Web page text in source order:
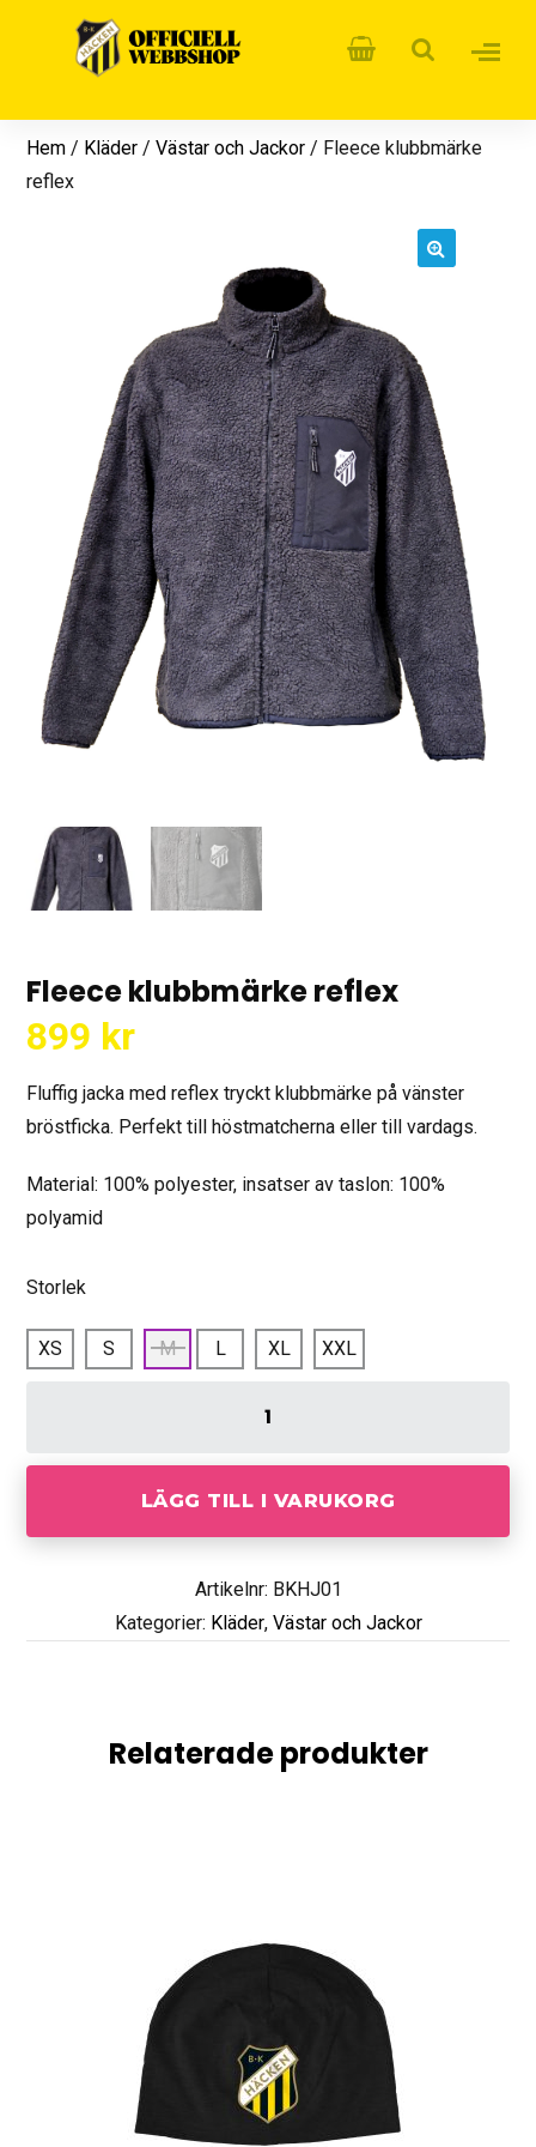
Hem / Kläder /Västar och Jackor / Fleece klubbmärke
reflex
Fleece klubbmärke reflex
899 kr
Fluffig jacka med reflex tryckt klubbmärke på vänster
bröstficka. Perfekt till höstmatcherna eller till vardags.
Material: 100% polyester, insatser av taslon: 100%
polyamid
Storlek
XS S M L XL XXL
LÄGG TILL I VARUKORG
Artikelnr: BKHJ01
Kategorier: Kläder, Västar och Jackor
Relaterade produkter